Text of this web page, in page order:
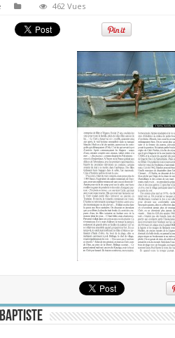
462 Vues